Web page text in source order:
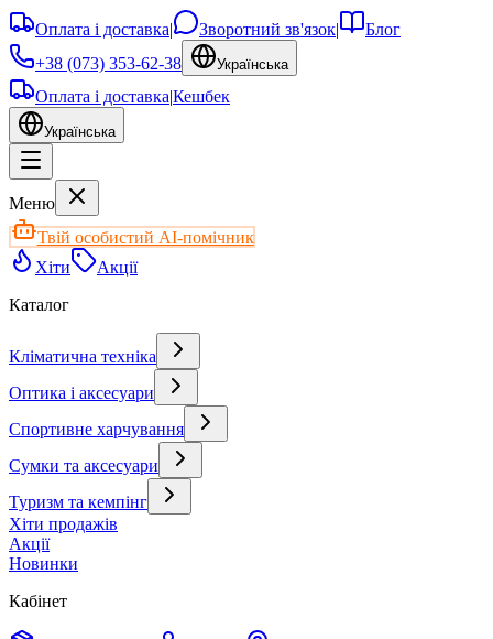
Оплата і доставка| Зворотний зв'язок|
Блог
+38 (073) 353-62-38
Українська
Оплата і доставка|Кешбек
Українська
Меню
Твій особистий AI-помічник
Хіти
Акції
Каталог
Кліматична техніка
Оптика і аксесуари
Спортивне харчування
Сумки та аксесуари
Туризм та кемпінг
Хіти продажів
Акції
Новинки
Кабінет